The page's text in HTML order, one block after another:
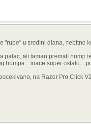
u sredini dlana, nebitno
palac, ali taman premali hump
humpa... inace super ostalo...
na Razer Pro Click